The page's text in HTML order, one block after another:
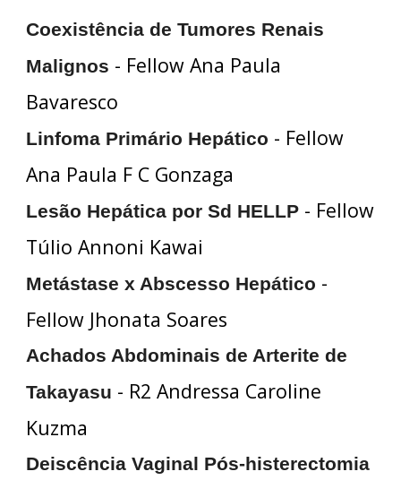
Coexistência de Tumores Renais
Malignos - Fellow Ana Paula
Bavaresco
Linfoma Primário Hepático - Fellow
Ana Paula F C Gonzaga
Lesão Hepática por Sd HELLP - Fellow
Túlio Annoni Kawai
Metástase x Abscesso Hepático -
Fellow Jhonata Soares
Achados Abdominais de Arterite de
Takayasu - R2 Andressa Caroline
Kuzma
Deiscência Vaginal Pós-histerectomia